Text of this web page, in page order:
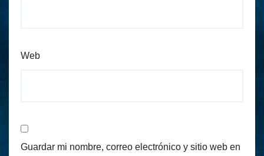
Web
Guardar mi nombre, correo electrónico y sitio web en